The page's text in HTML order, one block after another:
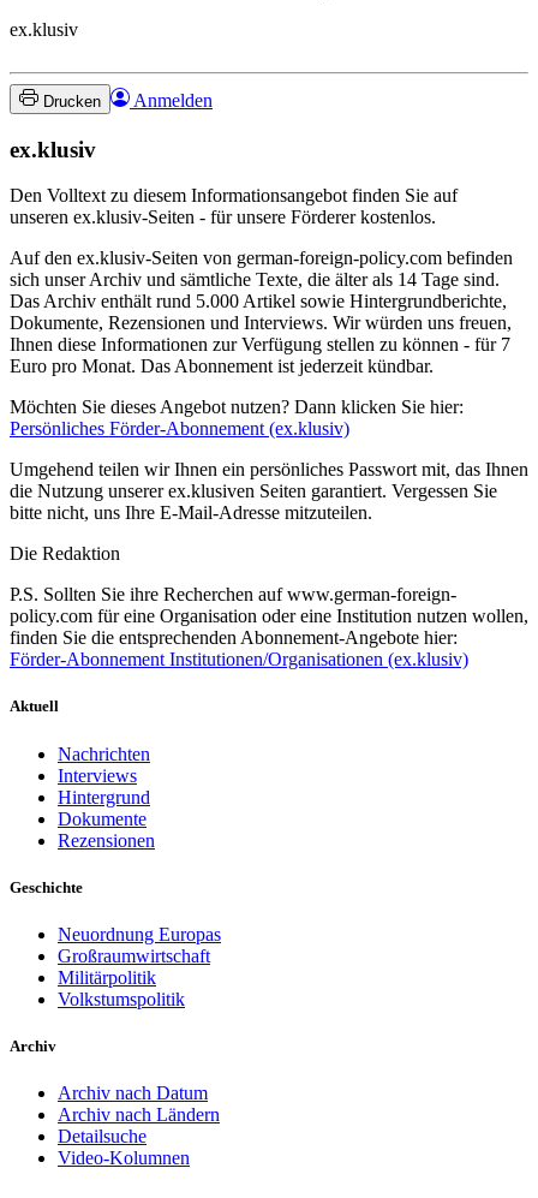
ex.klusiv
Drucken Anmelden
ex.klusiv
Den Volltext zu diesem Informationsangebot finden Sie auf
unseren ex.klusiv-Seiten - für unsere Förderer kostenlos.
Auf den ex.klusiv-Seiten von german-foreign-policy.com befinden
sich unser Archiv und sämtliche Texte, die älter als 14 Tage sind.
Das Archiv enthält rund 5.000 Artikel sowie Hintergrundberichte,
Dokumente, Rezensionen und Interviews. Wir würden uns freuen,
Ihnen diese Informationen zur Verfügung stellen zu können - für 7
Euro pro Monat. Das Abonnement ist jederzeit kündbar.
Möchten Sie dieses Angebot nutzen? Dann klicken Sie hier:
Persönliches Förder-Abonnement (ex.klusiv)
Umgehend teilen wir Ihnen ein persönliches Passwort mit, das Ihnen
die Nutzung unserer ex.klusiven Seiten garantiert. Vergessen Sie
bitte nicht, uns Ihre E-Mail-Adresse mitzuteilen.
Die Redaktion
P.S. Sollten Sie ihre Recherchen auf www.german-foreign-
policy.com für eine Organisation oder eine Institution nutzen wollen,
finden Sie die entsprechenden Abonnement-Angebote hier:
Förder-Abonnement Institutionen/Organisationen (ex.klusiv)
Aktuell
Nachrichten
Interviews
Hintergrund
Dokumente
Rezensionen
Geschichte
Neuordnung Europas
Großraumwirtschaft
Militärpolitik
Volkstumspolitik
Archiv
Archiv nach Datum
Archiv nach Ländern
Detailsuche
Video-Kolumnen